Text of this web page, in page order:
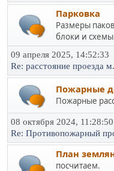
Парковка
Размеры
блоки и
09 апреля 2025, 14:52:33
Re: расстояние проезда
Пожарные
Пожарные
08 октября 2024, 11:28:50
Re: Противопожарный
План
посчитаем.